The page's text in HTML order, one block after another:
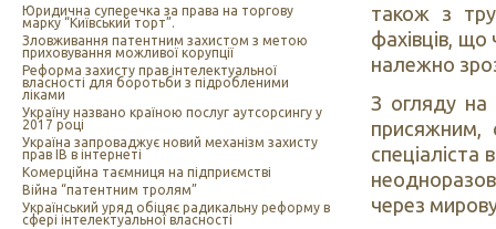
Юридична суперечка за права на торгову
марку “Київський торт”.
Зловживання патентним захистом з метою
приховування можливої корупції
Реформа захисту прав інтелектуальної
власності для боротьби з підробленими
ліками
Україну названо країною послуг аутсорсингу у
2017 році
Україна запроваджує новий механізм захисту
прав ІВ в інтернеті
Комерційна таємниця на підприємстві
Війна “патентним тролям”
Український уряд обіцяє радикальну реформу в
сфері інтелектуальної власності
також з
фахівців, що
належно
З огляду на
присяжним,
спеціаліста
через